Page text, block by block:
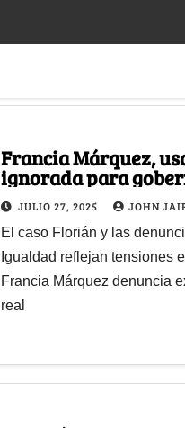
Francia Márquez,
ignorada para
JULIO 27, 2025 JOHN
El caso Florián y las
Igualdad reflejan tensiones
Francia Márquez denuncia
real